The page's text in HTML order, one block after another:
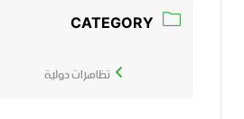
CATEGORY
تظاهرات دولية